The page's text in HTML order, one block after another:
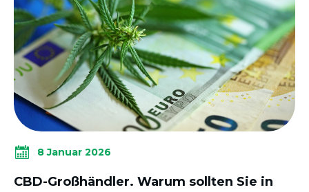
8 Januar 2026
CBD-Großhändler. Warum sollten Sie in